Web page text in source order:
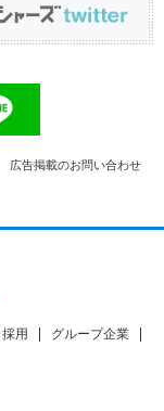
広告掲載のお問い合わせ
採用
グループ企業